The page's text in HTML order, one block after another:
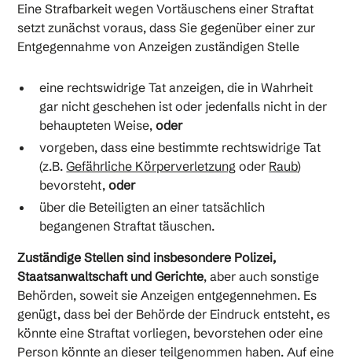
Kann ich eine falsche Anzeige berichtigen?
Eine Strafbarkeit wegen Vortäuschens einer Straftat
setzt zunächst voraus, dass Sie gegenüber einer zur
Entgegennahme von Anzeigen zuständigen Stelle
eine rechtswidrige Tat anzeigen, die in Wahrheit
gar nicht geschehen ist oder jedenfalls nicht in der
behaupteten Weise,oder
vorgeben, dass eine bestimmte rechtswidrige Tat
(z.B.Gefährliche Körperverletzung oder Raub)
bevorsteht,oder
über die Beteiligten an einer tatsächlich
begangenen Straftat täuschen.
Zuständige Stellen sind insbesondere Polizei,
Staatsanwaltschaft und Gerichte, aber auch sonstige
Behörden, soweit sie Anzeigen entgegennehmen. Es
genügt, dass bei der Behörde der Eindruck entsteht, es
könnte eine Straftat vorliegen, bevorstehen oder eine
Person könnte an dieser teilgenommen haben. Auf eine